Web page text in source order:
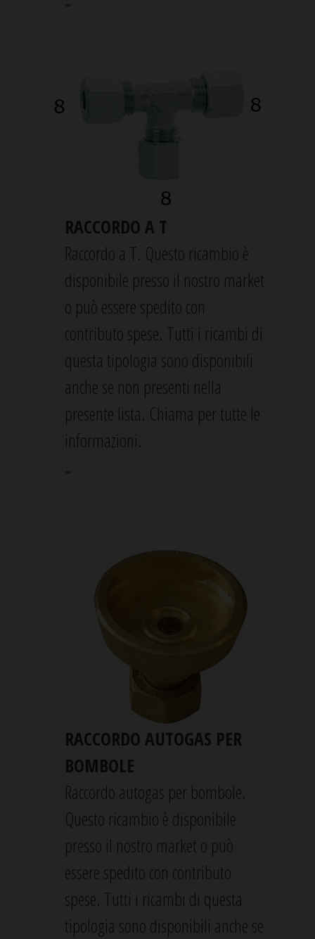
RACCORDO A T
Raccordo a T. Questo ricambio è
disponibile presso il nostro market
o può essere spedito con
contributo spese. Tutti i ricambi di
questa tipologia sono disponibili
anche se non presenti nella
presente lista. Chiama per tutte le
informazioni.
-
RACCORDO AUTOGAS PER
BOMBOLE
Raccordo autogas per bombole.
Questo ricambio è disponibile
presso il nostro market o può
essere spedito con contributo
spese. Tutti i ricambi di questa
tipologia sono disponibili anche se